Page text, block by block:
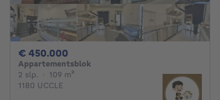
€ 450.000
Appartementsblok
2 slp. 2 slaapkamers
· 109 m²
1180 UCCLE